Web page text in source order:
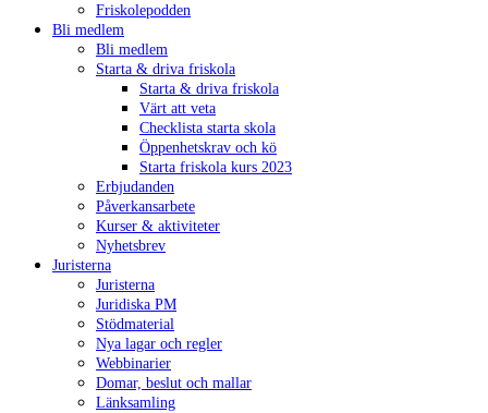
Friskolepodden
Bli medlem
Bli medlem
Starta & driva friskola
Starta & driva friskola
Värt att veta
Checklista starta skola
Öppenhetskrav och kö
Starta friskola kurs 2023
Erbjudanden
Påverkansarbete
Kurser & aktiviteter
Nyhetsbrev
Juristerna
Juristerna
Juridiska PM
Stödmaterial
Nya lagar och regler
Webbinarier
Domar, beslut och mallar
Länksamling